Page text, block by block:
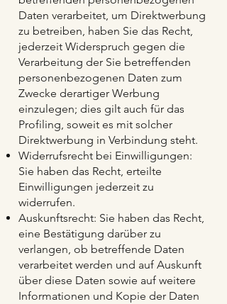
Daten verarbeitet, um Direktwerbung
zu betreiben, haben Sie das Recht,
jederzeit Widerspruch gegen die
Verarbeitung der Sie betreffenden
personenbezogenen Daten zum
Zwecke derartiger Werbung
einzulegen; dies gilt auch für das
Profiling, soweit es mit solcher
Direktwerbung in Verbindung steht.
Widerrufsrecht bei Einwilligungen:
Sie haben das Recht, erteilte
Einwilligungen jederzeit zu
widerrufen.
Auskunftsrecht: Sie haben das Recht,
eine Bestätigung darüber zu
verlangen, ob betreffende Daten
verarbeitet werden und auf Auskunft
über diese Daten sowie auf weitere
Informationen und Kopie der Daten